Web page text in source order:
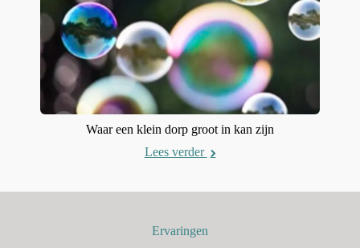
Waar een klein dorp groot in kan zijn
Lees verder
Ervaringen